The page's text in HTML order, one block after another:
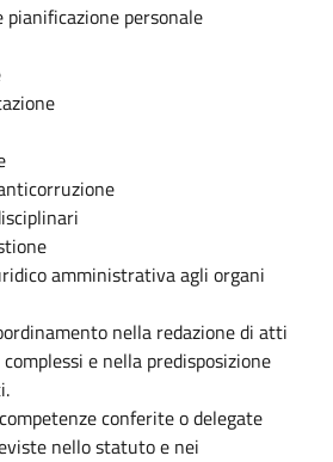
pianificazione personale
amministrativa agli organi
nella redazione di atti
e nella predisposizione
conferite o delegate
nello statuto e nei